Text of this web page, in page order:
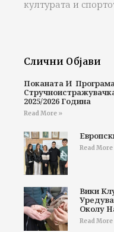
културата и
Слични Објави
Поканата И
2025/2026 Година
Read More »
Read More
Вики
Околу
Read More